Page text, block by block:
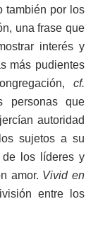
también por los
una frase que
interés y
más pudientes
cf.
personas que
autoridad
sujetos a su
de los líderes y
amor. Vivid en
entre los